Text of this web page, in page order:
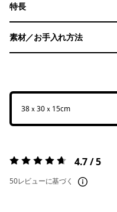
特長
素材／お手入れ方法
38ｘ30ｘ15cm
評価:4.7 / 5 4.7 / 5
50レビューに基づく